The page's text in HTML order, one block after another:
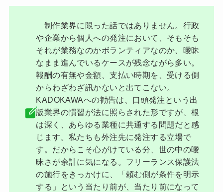
制作業界に限った話ではありません。行政
や企業から個人への発注において、そもそも
それが業務なのかボランティアなのか、曖昧
なまま進んでいるケースが残念ながら多い。
報酬の有無や金額、支払い時期を、受ける側
からわざわざ訊かないと出てこない。
KADOKAWAへの勧告は、口頭発注という出
版業界の慣習が法に照らされた形ですが、根
は深く、あらゆる業種に共通する問題だと感
じます。私たちも外注先に発注する立場で
す。だからこそ心がけている分、世の中の曖
昧さが余計に気になる。フリーランス保護法
の施行をきっかけに、「頼む側が条件を明示
する」という当たり前が、当たり前になって